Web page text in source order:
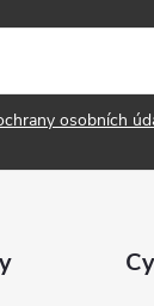
osobních